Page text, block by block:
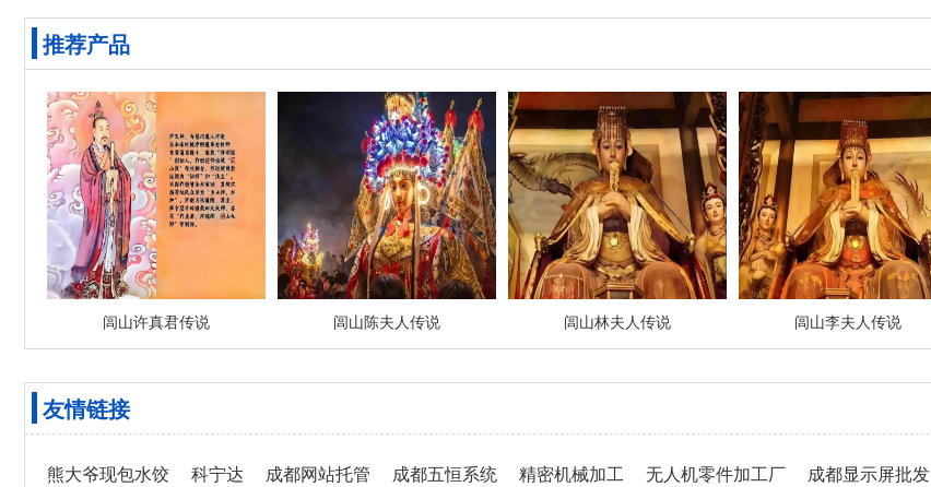
推荐产品
闾山许真君传说 闾山陈夫人传说 闾山林夫人传说 闾山李夫人传说
友情链接
熊大爷现包水饺 科宁达 成都网站托管 成都五恒系统 精密机械加工 无人机零件加工厂 成都显示屏批发